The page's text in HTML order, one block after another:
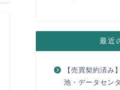
最近
【売買契約済み
池・データセン